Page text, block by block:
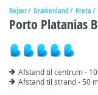
Rejser Grækenland Kreta
Porto Platanias
Afstand til centrum -
Afstand til strand - 50